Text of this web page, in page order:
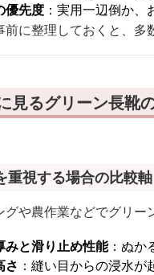
優先度 ：実用一辺倒か
前に整理しておくと、多
見るグリーン長靴
重視する場合の比較軸
グや農作業などでグリー
みと滑り止め性能：ぬか
さ ：縫い目からの浸水